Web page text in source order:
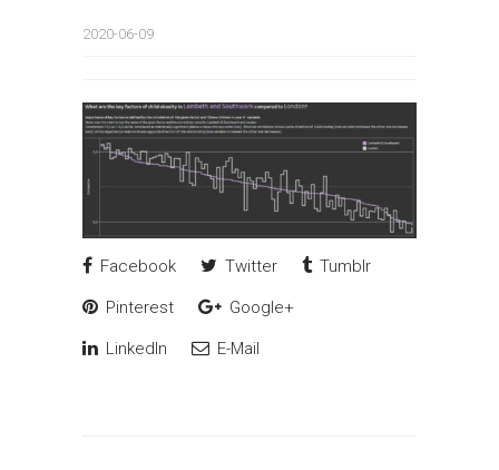
2020-06-09
Facebook Twitter Tumblr
Pinterest Google+
LinkedIn E-Mail